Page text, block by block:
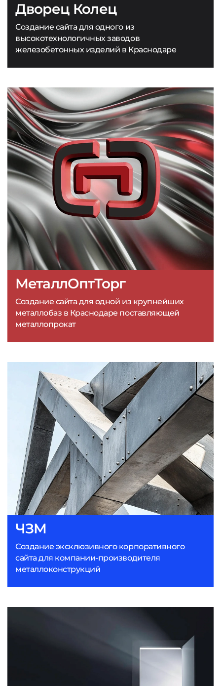
МеталлОптТорг
Создание сайта для одной из крупнейших
металлобаз в Краснодаре поставляющей
металлопрокат
Дворец Колец
Создание сайта для одного из
высокотехнологичных заводов
железобетонных изделий в Краснодаре
ЧЗМ
Создание эксклюзивного корпоративного
сайта для компании-производителя
металлоконструкций